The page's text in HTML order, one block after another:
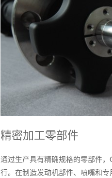
精密加工零部件
通过生产具有精确规格的零部件
行。在制造发动机部件、喷嘴和专